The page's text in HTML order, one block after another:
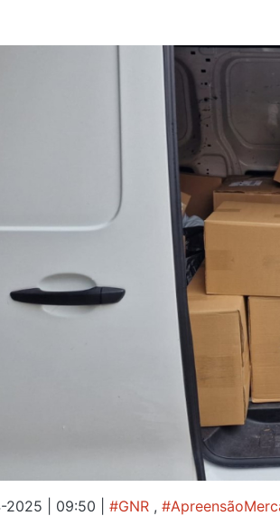
2025 | 09:50 #GNR ,